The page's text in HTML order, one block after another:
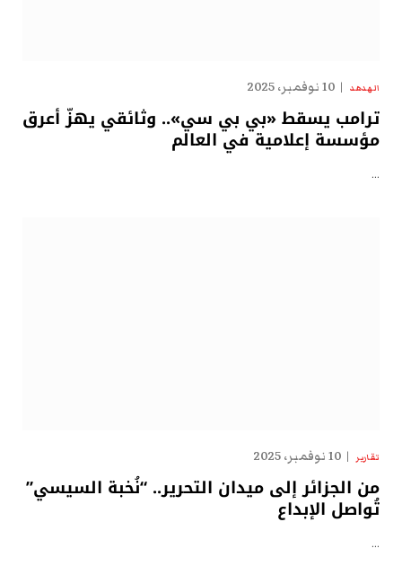
الهدهد 10 نوفمبر، 2025
ترامب يسقط «بي بي سي».. وثائقي يهزّ أعرق
مؤسسة إعلامية في العالم
…
تقارير 10 نوفمبر، 2025
من الجزائر إلى ميدان التحرير.. “نُخبة السيسي”
تُواصل الإبداع
…